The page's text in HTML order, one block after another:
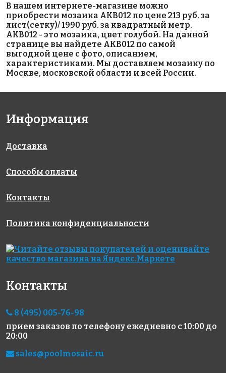
AKB097
на бумаге
316x316
AKB023
на бумаге
327x327
AKB123
на бумаге
316x316
1750 руб./м²
316x316
1972 руб./м²
JNJ 05.181
на бумаге
327x327
AKB127
на бумаге
316x316
110/508 P
на бумаге
317x317
5086 руб./м²
3706 руб./м²
В нашем интернете-магазине можно
приобрести мозаика AKB012 по цене 213 руб. за
лист(сетку)/ 1990 руб. за квадратный метр.
AKB012 - это мозаика, цвет голубой. На данной
странице вы найдете AKB012 по самой
выгодной цене с фото, описанием,
характеристиками. Мы доставляем мозаику по
Москве, московской области и всей России.
Информация
Доставка
Способы оплаты
Контакты
Политика конфиденциальности
Контакты
8 (495) 005-76-98
прием заказов по телефону ежедневно с 10:00 до
20:00
sales@poolmosaic.ru